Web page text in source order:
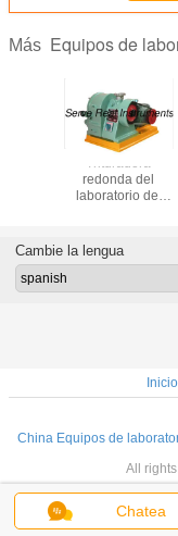
Más Equipos de
TCLP
Trituradora
redonda del
laboratorio del
escoria de
cemento de la
del disco
Chatea
Cambie la lengua
Inicio
China Equipos de
All